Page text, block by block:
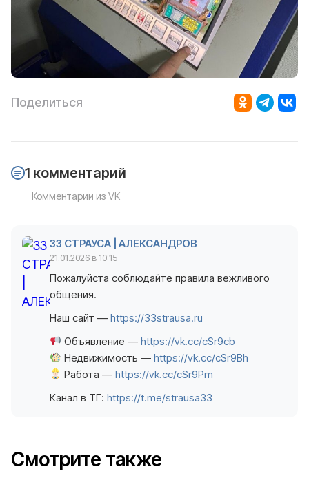
Поделиться
1 комментарий
Комментарии из VK
33 СТРАУСА | АЛЕКСАНДРОВ
21.01.2026 в 10:15
Пожалуйста соблюдайте правила вежливого
общения.
Наш сайт — https://33strausa.ru
Объявление —https://vk.cc/cSr9cb
Недвижимость —https://vk.cc/cSr9Bh
Работа —https://vk.cc/cSr9Pm
Канал в ТГ: https://t.me/strausa33
Смотрите также